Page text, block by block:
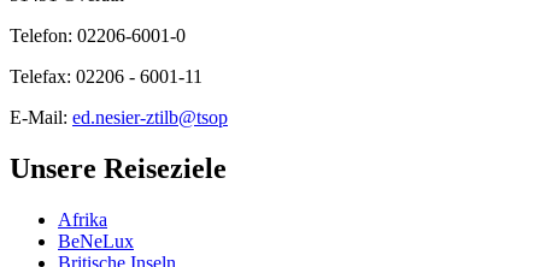
Telefon: 02206-6001-0
Telefax: 02206 - 6001-11
E-Mail: ed.nesier-ztilb@tsop
Unsere Reiseziele
Afrika
BeNeLux
Britische Inseln